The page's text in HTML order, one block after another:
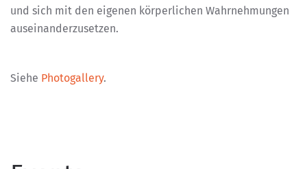
und sich mit den eigenen körperlichen Wahrnehmungen
auseinanderzusetzen.
Siehe Photogallery.